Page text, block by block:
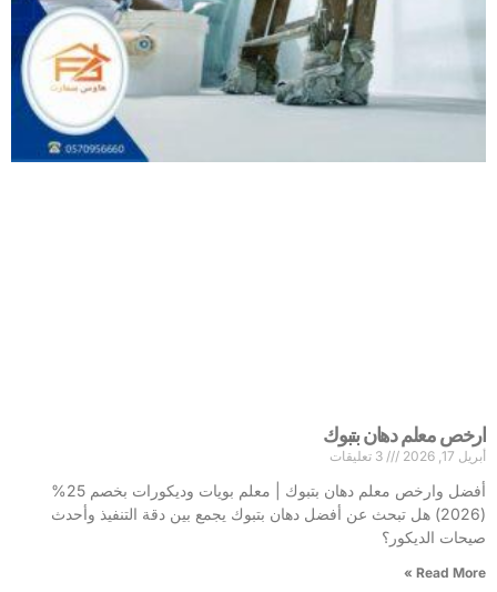
ارخص معلم دهان بتبوك
أبريل 17, 2026
أفضل وارخص معلم دهان بتبوك | معلم بويات وديكورات بخصم 25%
(2026) هل تبحث عن أفضل دهان بتبوك يجمع بين دقة التنفيذ وأحدث
صيحات الديكور؟
Read More »